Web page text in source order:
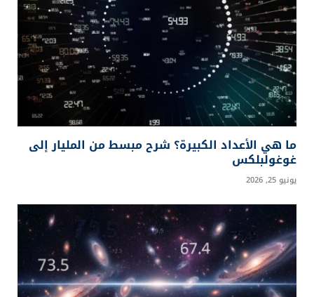
ما هي الأعداد الكبيرة؟ شرح مبسط من المليار إلى
غوغولبلكس
يونيو 25, 2026